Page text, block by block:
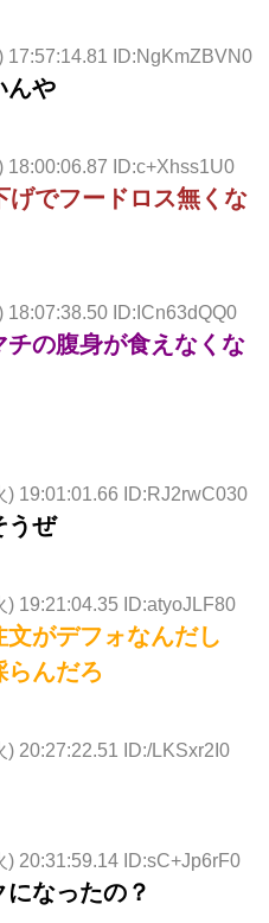
17:57:14.81 ID:NgKmZBVN0
んや
18:00:06.87 ID:c+Xhss1U0
げでフードロス無くな
18:07:38.50 ID:ICn63dQQ0
の腹身が食えなくな
) 19:01:01.66 ID:RJ2rwC030
うぜ
) 19:21:04.35 ID:atyoJLF80
がデフォなんだし
らんだろ
) 20:27:22.51 ID:/LKSxr2I0
) 20:31:59.14 ID:sC+Jp6rF0
なったの？